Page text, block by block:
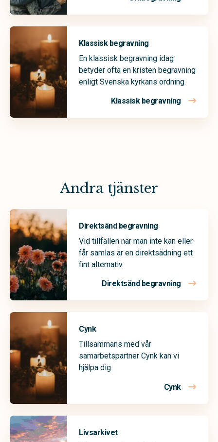
Klassisk begravning
En klassisk begravning idag
betyder ofta en kristen begravning
enligt Svenska kyrkans ordning.
Klassisk begravning
Andra tjänster
Direktsänd begravning
Vid tillfällen när man inte kan eller
får samlas är en direktsädning ett
fint alternativ.
Direktsänd begravning
Cynk
Tillsammans med vår
samarbetspartner Cynk kan vi
hjälpa dig.
Cynk
Livsarkivet